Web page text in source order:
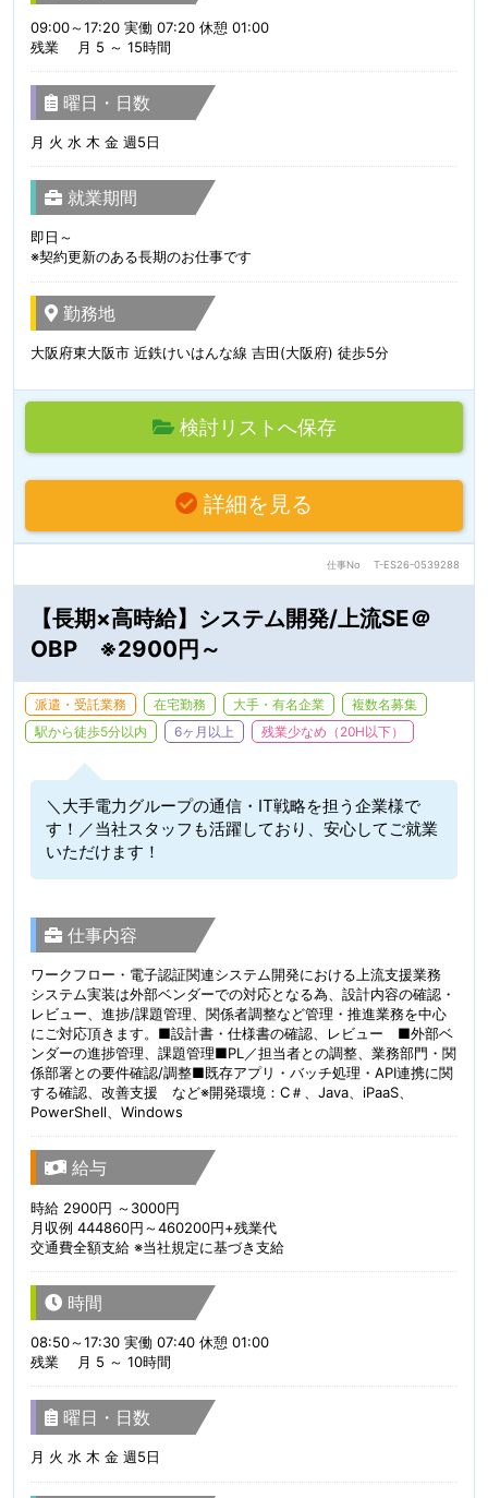
09:00～17:20 実働 07:20 休憩 01:00
残業 月 5 ～ 15時間
曜日・日数
月 火 水 木 金 週5日
就業期間
即日～
※契約更新のある長期のお仕事です
勤務地
大阪府東大阪市 近鉄けいはんな線 吉田(大阪府) 徒歩5分
検討リストへ保存
詳細を見る
仕事No T-ES26-0539288
【長期×高時給】システム開発/上流SE＠
OBP ※2900円～
派遣・受託業務 在宅勤務 大手・有名企業
複数名募集
駅から徒歩5分以内
6ヶ月以上 残業少なめ（20H以下）
＼大手電力グループの通信・IT戦略を担う企業様で
す！／当社スタッフも活躍しており、安心してご就業
いただけます！
仕事内容
ワークフロー・電子認証関連システム開発における上流支援業務
システム実装は外部ベンダーでの対応となる為、設計内容の確認・
レビュー、進捗/課題管理、関係者調整など管理・推進業務を中心
にご対応頂きます。■設計書・仕様書の確認、レビュー ■外部ベ
ンダーの進捗管理、課題管理■PL／担当者との調整、業務部門・関
係部署との要件確認/調整■既存アプリ・バッチ処理・API連携に関
する確認、改善支援 など※開発環境：C＃、Java、iPaaS、
PowerShell、Windows
給与
時給 2900円 ～3000円
月収例 444860円～460200円+残業代
交通費全額支給 ※当社規定に基づき支給
時間
08:50～17:30 実働 07:40 休憩 01:00
残業 月 5 ～ 10時間
曜日・日数
月 火 水 木 金 週5日